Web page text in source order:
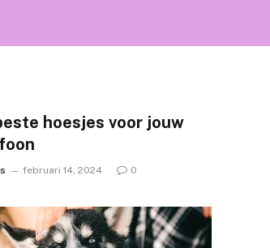
hoesjes voor jouw
februari 14, 2024 0